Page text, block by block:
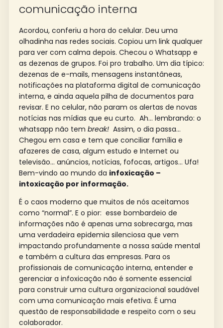
comunicação interna
Acordou, conferiu a hora do celular. Deu uma
olhadinha nas redes sociais. Copiou um link qualquer
para ver com calma depois. Checou o Whatsapp e
as dezenas de grupos. Foi pro trabalho. Um dia típico:
dezenas de e-mails, mensagens instantâneas,
notificações na plataforma digital de comunicação
interna, e ainda aquela pilha de documentos para
revisar. E no celular, não param os alertas de novas
notícias nas mídias que eu curto. Ah… lembrando: o
whatsapp não tem break! Assim, o dia passa…
Chegou em casa e tem que conciliar família e
afazeres de casa, algum estudo e Internet ou
televisão… anúncios, notícias, fofocas, artigos… Ufa!
Bem-vindo ao mundo da infoxicação –
intoxicação por informação.
É o caos moderno que muitos de nós aceitamos
como “normal”. E o pior: esse bombardeio de
informações não é apenas uma sobrecarga, mas
uma verdadeira epidemia silenciosa que vem
impactando profundamente a nossa saúde mental
e também a cultura das empresas. Para os
profissionais de comunicação interna, entender e
gerenciar a infoxicação não é somente essencial
para construir uma cultura organizacional saudável
com uma comunicação mais efetiva. É uma
questão de responsabilidade e respeito com o seu
colaborador.